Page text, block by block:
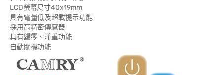
LCD螢幕尺寸40x19mm
具有電量低及超載提示功能
採用高精密傳感器
具有歸零、淨重功能
自動關機功能